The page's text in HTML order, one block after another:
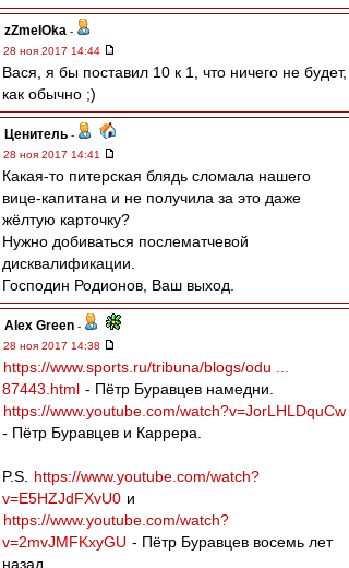
zZmeIOka -
28 ноя 2017 14:44
Вася, я бы поставил 10 к 1, что ничего не будет,
как обычно ;)
Ценитель -
28 ноя 2017 14:41
Какая-то питерская блядь сломала нашего
вице-капитана и не получила за это даже
жёлтую карточку?
Нужно добиваться послематчевой
дисквалификации.
Господин Родионов, Ваш выход.
Alex Green -
28 ноя 2017 14:38
https://www.sports.ru/tribuna/blogs/odu ...
87443.html - Пётр Буравцев намедни.
https://www.youtube.com/watch?v=JorLHLDquCw
- Пётр Буравцев и Каррера.
P.S.
https://www.youtube.com/watch?
v=E5HZJdFXvU0 и
https://www.youtube.com/watch?
v=2mvJMFKxyGU - Пётр Буравцев восемь лет
назад...